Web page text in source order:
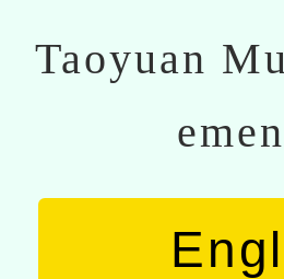
Taoyuan